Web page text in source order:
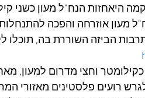
שנות ה-80 הוקמה היאחזות הנח"ל
מעון אוזרחה והפכה
הביזה השוררת בה, תוכלו
ה-90 הוקם כקילומטר וחצי מדרום